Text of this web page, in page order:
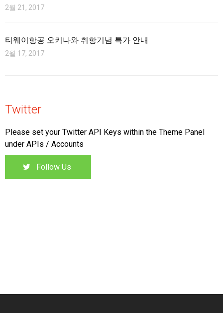
2월 21, 2017
티웨이항공 오키나와 취항기념 특가 안내
2월 17, 2017
Twitter
Please set your Twitter API Keys within the Theme Panel
under APIs / Accounts
Follow Us